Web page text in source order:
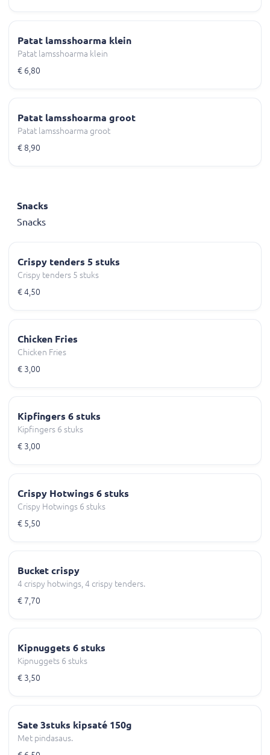
Patat lamsshoarma klein
Patat lamsshoarma klein
€ 6,80
Patat lamsshoarma groot
Patat lamsshoarma groot
€ 8,90
Snacks
Snacks
Crispy tenders 5 stuks
Crispy tenders 5 stuks
€ 4,50
Chicken Fries
Chicken Fries
€ 3,00
Kipfingers 6 stuks
Kipfingers 6 stuks
€ 3,00
Crispy Hotwings 6 stuks
Crispy Hotwings 6 stuks
€ 5,50
Bucket crispy
4 crispy hotwings, 4 crispy tenders.
€ 7,70
Kipnuggets 6 stuks
Kipnuggets 6 stuks
€ 3,50
Sate 3stuks kipsaté 150g
Met pindasaus.